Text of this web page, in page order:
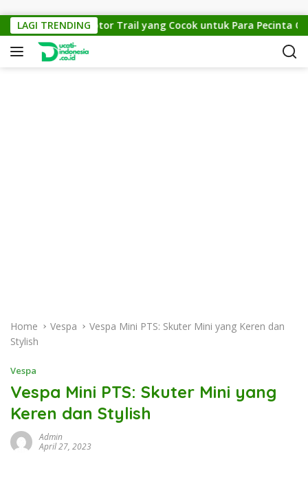
LAGI TRENDING
Cross 150: Motor Trail yang Cocok untuk Para Pecinta Off-
Home Vespa
Vespa Mini PTS: Skuter Mini yang Keren dan
Stylish
Vespa
Vespa Mini PTS: Skuter Mini yang
Keren dan Stylish
Admin
April 27, 2023